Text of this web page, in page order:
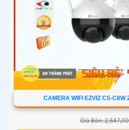
CAMERA WIFI EZVIZ CS-C8W
Giá Bán: